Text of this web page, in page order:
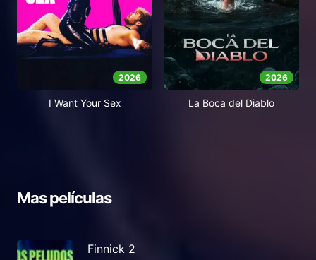
2026
I Want Your Sex
2026
La Boca del Diablo
Mas películas
Finnick 2